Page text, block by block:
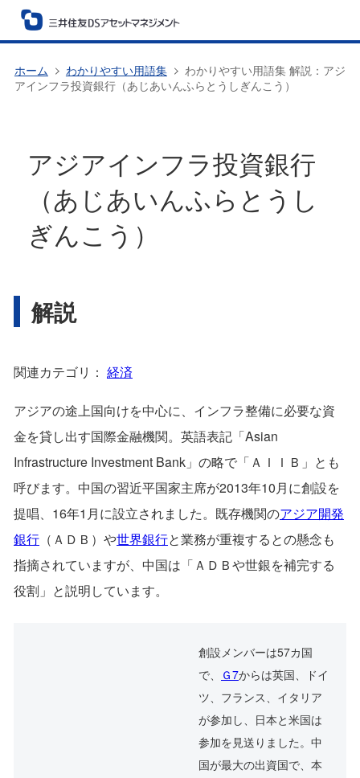
ホーム わかりやすい用語集
わかりやすい用語集 解説：アジ
アインフラ投資銀行（あじあいんふらとうしぎんこう）
アジアインフラ投資銀行
（あじあいんふらとうし
ぎんこう）
解説
関連カテゴリ： 経済
アジアの途上国向けを中心に、インフラ整備に必要な資
金を貸し出す国際金融機関。英語表記「Asian
Infrastructure Investment Bank」の略で「ＡＩＩＢ」とも
呼びます。中国の習近平国家主席が2013年10月に創設を
提唱、16年1月に設立されました。既存機関のアジア開発
銀行 （ＡＤＢ）や世界銀行と業務が重複するとの懸念も
指摘されていますが、中国は「ＡＤＢや世銀を補完する
役割」と説明しています。
創設メンバーは57カ国
で、
Ｇ7からは英国、ドイ
ツ、フランス、イタリア
が参加し、日本と米国は
参加を見送りました。中
国が最大の出資国で、本